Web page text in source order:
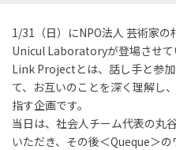
1/31（日）にNPO法人 芸術家
Unicul Laboratoryが登場させて
Link Projectとは、話し手と参
て、お互いのことを深く理解し
指す企画です。
当日は、社会人チーム代表の丸
いただき、その後＜Queque＞